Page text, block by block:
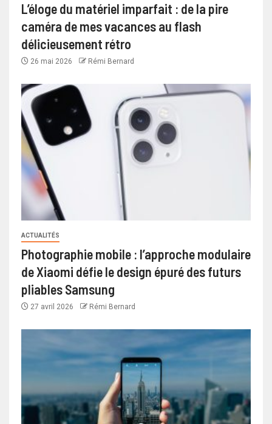
L’éloge du matériel imparfait : de la pire
caméra de mes vacances au flash
délicieusement rétro
26 mai 2026 Rémi Bernard
ACTUALITÉS
Photographie mobile : l’approche modulaire
de Xiaomi défie le design épuré des futurs
pliables Samsung
27 avril 2026 Rémi Bernard